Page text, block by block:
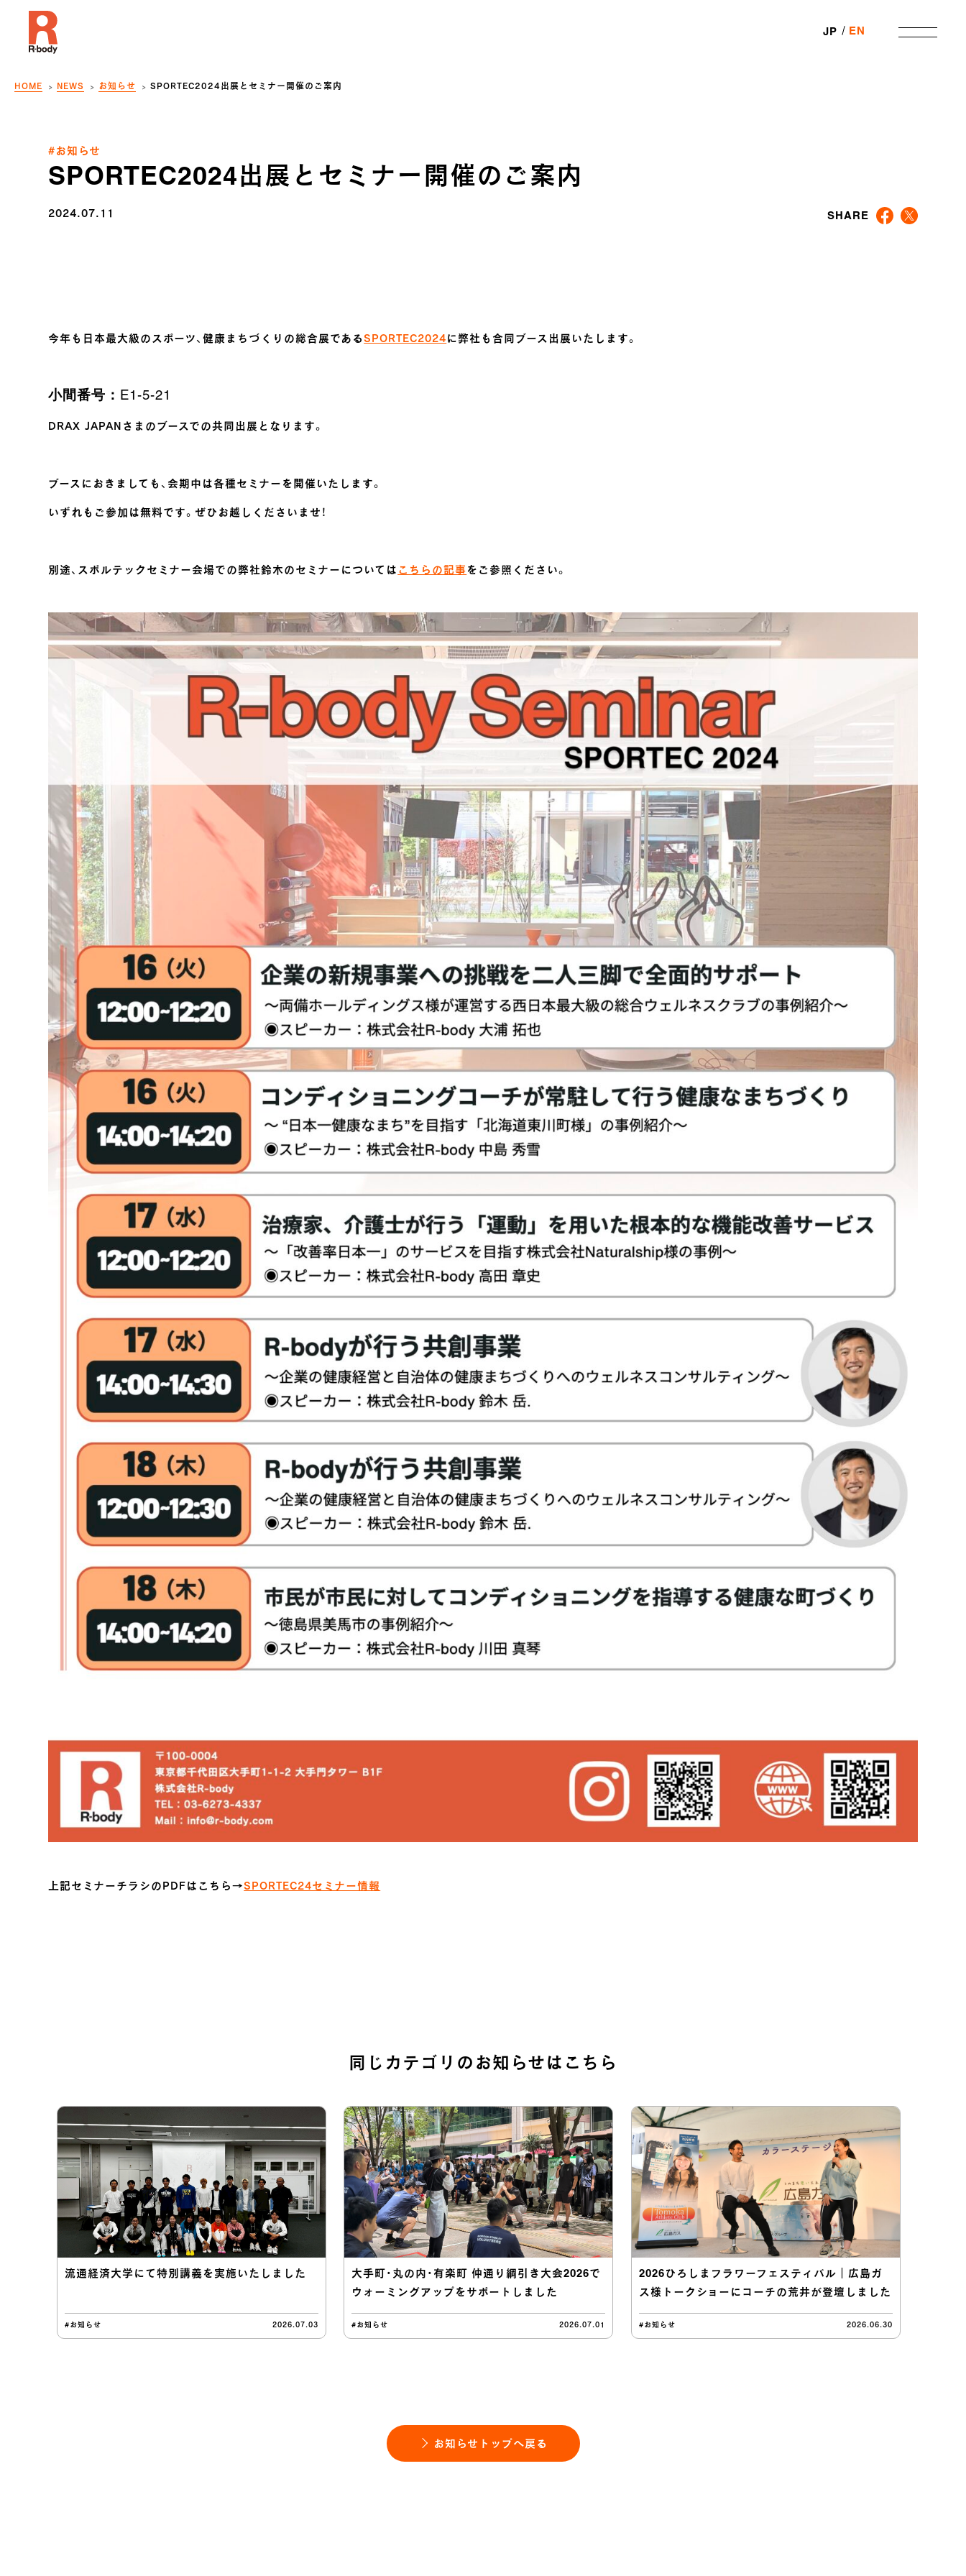
JP EN
HOME NEWS お知らせ SPORTEC2024出展とセミナー開催のご案内
#お知らせ
SPORTEC2024出展とセミナー開催のご案内
2024.07.11 SHARE
今年も日本最大級のスポーツ、健康まちづくりの総合展であるSPORTEC2024に弊社も合同ブース出展いたします。
小間番号：E1-5-21
DRAX JAPANさまのブースでの共同出展となります。
ブースにおきましても、会期中は各種セミナーを開催いたします。
いずれもご参加は無料です。ぜひお越しくださいませ！
別途、スポルテックセミナー会場での弊社鈴木のセミナーについては こちらの記事をご参照ください。
上記セミナーチラシのPDFはこちら→SPORTEC24セミナー情報
同じカテゴリのお知らせはこちら
流通経済大学にて特別講義を実施いたしました
#お知らせ 2026.07.03
大手町・丸の内・有楽町 仲通り綱引き大会2026で
ウォーミングアップをサポートしました
#お知らせ 2026.07.01
2026ひろしまフラワーフェスティバル｜広島ガ
ス様トークショーにコーチの荒井が登壇しました
#お知らせ 2026.06.30
お知らせトップへ戻る